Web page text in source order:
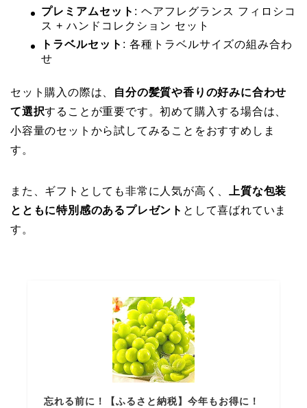
プレミアムセット : ヘアフレグランス フィロシコ
ス + ハンドコレクション セット
トラベルセット : 各種トラベルサイズの組み合わ
せ
セット購入の際は、
自分の髪質や香りの好みに合わせ
て選択することが重要です。初めて購入する場合は、
小容量のセットから試してみることをおすすめしま
す。
また、ギフトとしても非常に人気が高く、
上質な包装
とともに特別感のあるプレゼント として喜ばれていま
す。
忘れる前に！【ふるさと納税】今年もお得に！